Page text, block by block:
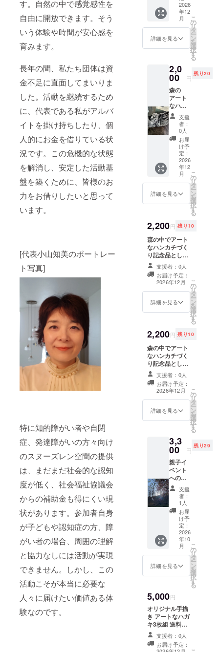
す。自然の中で感覚感性を
自由に開放できます。そう
いう体験や時間が安心感を
育みます。
長年の間、私たち団体は資
金不足に直面してまいりま
した。活動を継続するため
に、代表である私がアルバ
イトを掛け持ちしたり、個
人的にお金を借りている状
況です。この危機的な状態
を解消し、安定した活動基
盤を築くために、皆様のお
力をお借りしたいと思って
います。
[代表小山知美のポートレー
ト写真]
特に知的障がい者や自閉
症、発達障がいの方々向け
のスヌーズレン空間の提供
は、まだまだ社会的な認知
度が低く、社会福祉協議会
からの補助金も得にくい現
状があります。参加者自身
が子どもや認知症の方、障
がい者の場合、周囲の理解
と協力なしには活動が実現
できません。しかし、この
活動こそが本当に必要な
人々に届けたい価値ある体
験なのです。
す。送
料込
み。オ
リジナ
ル。絵
柄は選
べませ
定30
枚。先
着順。
送付い
たしま
すの
で、住
所、氏
名、電
話番号
のご記
入をお
願いい
たしま
す。
2026
年12
月
詳細を見る
こ
の
リ
タ
ー
ン
を
選
択
す
る
2,0
00 円
残り20
森の
アート
なハン
カチづ
くり記
念とし
て 炭の
匂い消
し袋
（お守
り程度
の大き
さ）と
炭の石
鹸、袋
の柄や
形は選
べませ
ん。ご
了承く
ださ
から手
づくり
限定20
組、小
袋と石
み 送付
します
ので住
所氏名
電話番
号をご
記入く
ださ
い。
支援
者：
0人
お届
け予
定：
2026
年12
月
詳細を見る
こ
の
リ
タ
ー
ン
を
選
択
す
る
2,200円 残り10
森の中でアート
なハンカチづく
り記念品として
スタッフが染め
たヨモギ靴下。
限定10足。サイ
ズはフリー。男
女兼用。 先着順
であることご了
承ください。 ま
た、おひとり様1
す。 送料込み ヨ
モギ1足、愛染1
足の両方申請
は、かまいませ
ん。
支援者：0人
お届け予定：
2026年12月
詳細を見る
こ
の
リ
タ
ー
ン
を
選
択
す
る
2,200円 残り10
森の中でアート
なハンカチづく
り記念品として
スタッフが染め
た愛染靴下。サ
イズはフリー。
男女兼用。限定
数量10足、先着
順であることご
おひとり様1足。
1足、愛染1足の
両方申請は、か
まいません。
支援者：0人
お届け予定：
2026年12月
詳細を見る
こ
の
リ
タ
ー
ン
を
選
択
す
る
3,3
00 円
残り29
親子イ
ベント
へのご
招待
（先着
30組）
森の中
でアー
トなハ
ンカチ
をつく
ろう
2026年
10月秋
頃の土
日の予
順にて
30組程
（親子2
人で1組
ハンカ
チ2枚）
（記念
品の羽
支援
者：
1人
お届
け予
定：
2026
年10
月
詳細を見る
こ
の
リ
タ
ー
ン
を
選
択
す
る
5,000円
オリジナル手描
き アートなハガ
キ3枚組 送料込
み 絵柄は選べま
せん。また 運勢/
効能は確約する
支援者：0人
お届け予定：